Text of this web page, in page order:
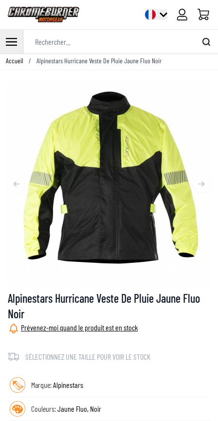
Panier
Allez au contenu
Accueil / Alpinestars Hurricane Veste De Pluie Jaune Fluo Noir
Alpinestars Hurricane Veste De Pluie Jaune Fluo
Noir
Prévenez-moi quand le produit est en stock
SÉLECTIONNEZ UNE TAILLE POUR VOIR LE STOCK
Marque:Alpinestars
Couleurs:Jaune Fluo, Noir